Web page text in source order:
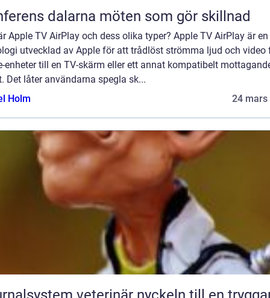
Konferens dalarna möten som gör skillnad
Apple TV AirPlay och dess olika typer? Apple TV AirPlay är en
utvecklad av Apple för att trådlöst strömma ljud och video
enheter till en TV-skärm eller ett annat kompatibelt
Det låter användarna spegla sk...
Holm
24 mars